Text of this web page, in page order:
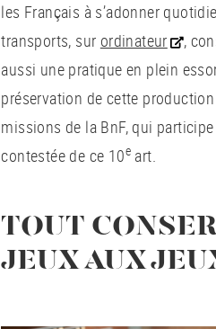
les Français à s’adonner
transports, sur ordinateur ,
aussi une pratique en plein
préservation de cette
missions de la BnF, qui
contestée de ce 10e art.
TOUT
JEUX AUX